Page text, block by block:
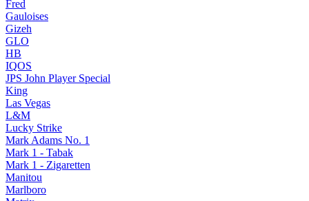
Fred
Gauloises
Gizeh
GLO
HB
IQOS
JPS John Player Special
King
Las Vegas
L&M
Lucky Strike
Mark Adams No. 1
Mark 1 - Tabak
Mark 1 - Zigaretten
Manitou
Marlboro